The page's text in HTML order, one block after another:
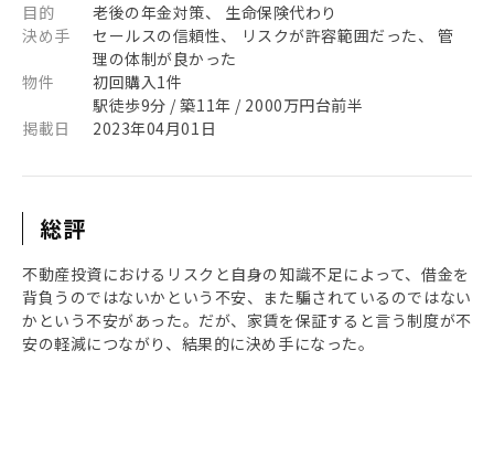
目的
老後の年金対策、 生命保険代わり
決め手
セールスの信頼性、 リスクが許容範囲だった、 管
理の体制が良かった
物件
初回購入1件
駅徒歩9分 / 築11年 / 2000万円台前半
掲載日
2023年04月01日
総評
不動産投資におけるリスクと自身の知識不足によって、借金を
背負うのではないかという不安、また騙されているのではない
かという不安があった。だが、家賃を保証すると言う制度が不
安の軽減につながり、結果的に決め手になった。